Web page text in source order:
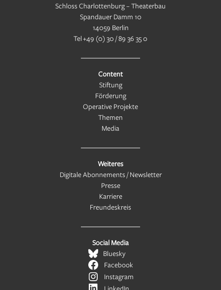
Schloss Charlottenburg – Theaterbau
Spandauer Damm 10
14059 Berlin
Tel+49 (0) 30 / 89 36 35 0
Content
Stiftung
Förderung
Operative Projekte
Themen
Media
Weiteres
Digitale Abonnements / Newsletter
Presse
Karriere
Freundeskreis
Social Media
Bluesky
Facebook
Instagram
LinkedIn